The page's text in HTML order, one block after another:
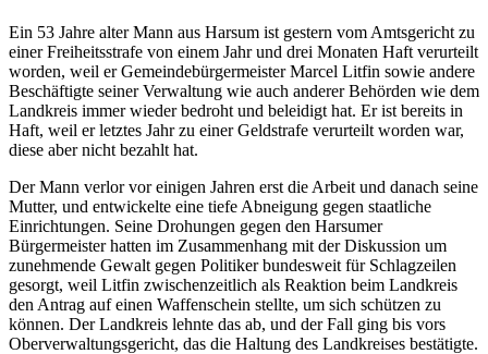
Ein 53 Jahre alter Mann aus Harsum ist gestern vom Amtsgericht zu
einer Freiheitsstrafe von einem Jahr und drei Monaten Haft verurteilt
worden, weil er Gemeindebürgermeister Marcel Litfin sowie andere
Beschäftigte seiner Verwaltung wie auch anderer Behörden wie dem
Landkreis immer wieder bedroht und beleidigt hat. Er ist bereits in
Haft, weil er letztes Jahr zu einer Geldstrafe verurteilt worden war,
diese aber nicht bezahlt hat.
Der Mann verlor vor einigen Jahren erst die Arbeit und danach seine
Mutter, und entwickelte eine tiefe Abneigung gegen staatliche
Einrichtungen. Seine Drohungen gegen den Harsumer
Bürgermeister hatten im Zusammenhang mit der Diskussion um
zunehmende Gewalt gegen Politiker bundesweit für Schlagzeilen
gesorgt, weil Litfin zwischenzeitlich als Reaktion beim Landkreis
den Antrag auf einen Waffenschein stellte, um sich schützen zu
können. Der Landkreis lehnte das ab, und der Fall ging bis vors
Oberverwaltungsgericht, das die Haltung des Landkreises bestätigte.